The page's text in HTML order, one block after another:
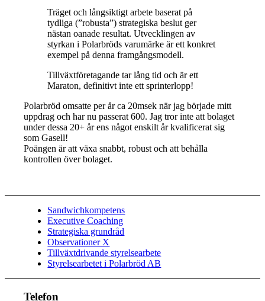
Träget och långsiktigt arbete baserat på
tydliga (”robusta”) strategiska beslut ger
nästan oanade resultat. Utvecklingen av
styrkan i Polarbröds varumärke är ett konkret
exempel på denna framgångsmodell.
Tillväxtföretagande tar lång tid och är ett
Maraton, definitivt inte ett sprinterlopp!
Polarbröd omsatte per år ca 20msek när jag började mitt
uppdrag och har nu passerat 600. Jag tror inte att bolaget
under dessa 20+ år ens något enskilt år kvalificerat sig
som Gasell!
Poängen är att växa snabbt, robust och att behålla
kontrollen över bolaget.
Sandwichkompetens
Executive Coaching
Strategiska grundråd
Observationer X
Tillväxtdrivande styrelsearbete
Styrelsearbetet i Polarbröd AB
Telefon